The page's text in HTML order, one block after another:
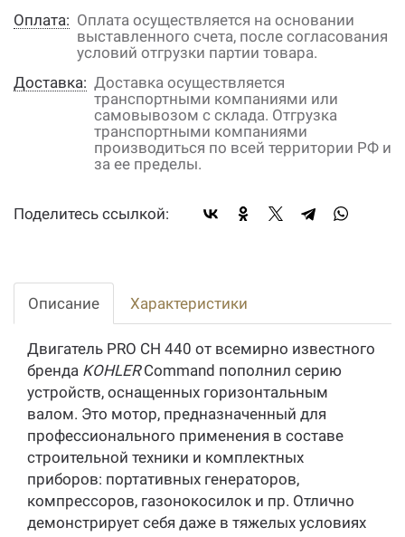
Оплата: Оплата осуществляется на основании
выставленного счета, после согласования
условий отгрузки партии товара.
Доставка: Доставка осуществляется
транспортными компаниями или
самовывозом с склада. Отгрузка
транспортными компаниями
производиться по всей территории РФ и
за ее пределы.
Поделитесь ссылкой:
Описание Характеристики
Двигатель PRO CH 440 от всемирно известного
бренда KOHLERCommand пополнил серию
устройств, оснащенных горизонтальным
валом. Это мотор, предназначенный для
профессионального применения в составе
строительной техники и комплектных
приборов: портативных генераторов,
компрессоров, газонокосилок и пр. Отлично
демонстрирует себя даже в тяжелых условиях